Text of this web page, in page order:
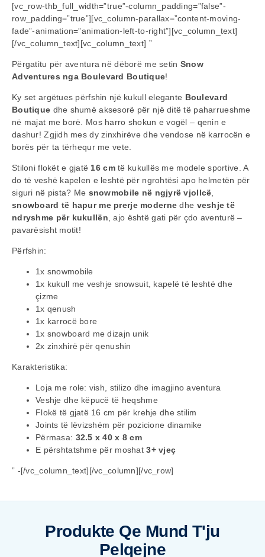
[vc_row-thb_full_width=”true”-column_padding=”false”-
row_padding=”true”][vc_column-parallax=”content-moving-
fade”-animation=”animation-left-to-right”][vc_column_text]
[/vc_column_text][vc_column_text] ”
Përgatitu për aventura në dëborë me setin Snow
Adventures nga Boulevard Boutique!
Ky set argëtues përfshin një kukull elegante Boulevard
Boutique dhe shumë aksesorë për një ditë të paharrueshme
në majat me borë. Mos harro shokun e vogël – qenin e
dashur! Zgjidh mes dy zinxhirëve dhe vendose në karrocën e
borës për ta tërhequr me vete.
Stiloni flokët e gjatë 16 cmtë kukullës me modele sportive. A
do të veshë kapelen e leshtë për ngrohtësi apo helmetën për
siguri në pista? Me snowmobile në ngjyrë vjollcë
snowboard të hapur me prerje moderne dhe veshje të
ndryshme për kukullën , ajo është gati për çdo aventurë –
pavarësisht motit!
Përfshin:
1x snowmobile
1x kukull me veshje snowsuit, kapelë të leshtë dhe
çizme
1x qenush
1x karrocë bore
1x snowboard me dizajn unik
2x zinxhirë për qenushin
Karakteristika:
Loja me role: vish, stilizo dhe imagjino aventura
Veshje dhe këpucë të heqshme
Flokë të gjatë 16 cm për krehje dhe stilim
Joints të lëvizshëm për pozicione dinamike
Përmasa: 32.5 x 40 x 8 cm
E përshtatshme për moshat3+ vjeç
” -[/vc_column_text][/vc_column][/vc_row]
Produkte Qe Mund T'ju
Pelqejne